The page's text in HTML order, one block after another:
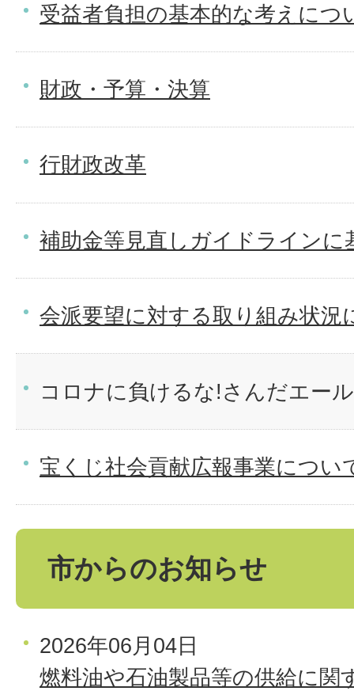
受益者負担の基本的な考えにつ
財政・予算・決算
行財政改革
補助金等見直しガイドラインに
会派要望に対する取り組み状況
コロナに負けるな!さんだエー
宝くじ社会貢献広報事業につい
市からのお知らせ
2026年06月04日
燃料油や石油製品等の供給に関